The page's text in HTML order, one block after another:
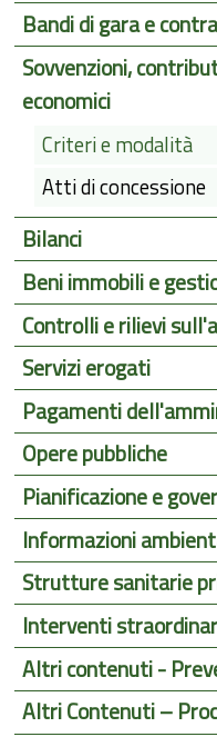
Bandi di gara e
Sovvenzioni,
economici
Criteri e modalità
Atti di concessione
Bilanci
Beni immobili e
Controlli e rilievi
Servizi erogati
Pagamenti
Opere pubbliche
Pianificazione e
Informazioni
Strutture sanitarie
Interventi
Altri contenuti -
Altri Contenuti –